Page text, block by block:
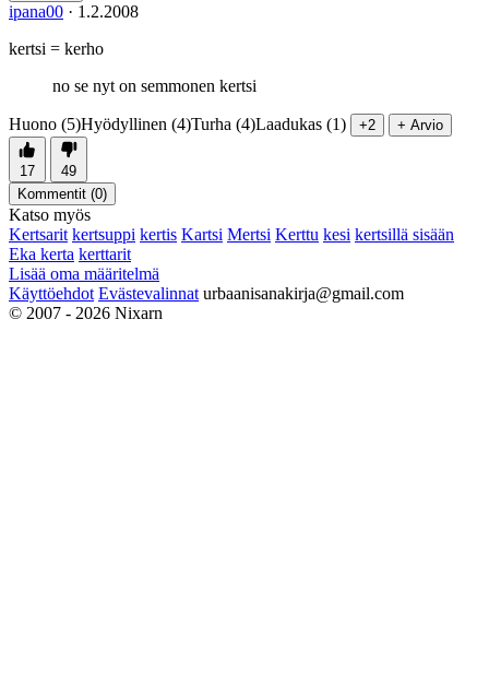
ipana00 · 1.2.2008
kertsi = kerho
no se nyt on semmonen kertsi
Huono (5)Hyödyllinen (4)Turha (4)Laadukas (1) +2 + Arvio
17
49
Kommentit (0)
Katso myös
Kertsarit kertsuppi kertis Kartsi Mertsi Kerttu kesi kertsillä sisään
Eka kerta kerttarit
Lisää oma määritelmä
Käyttöehdot Evästevalinnat urbaanisanakirja@gmail.com
© 2007 - 2026 Nixarn